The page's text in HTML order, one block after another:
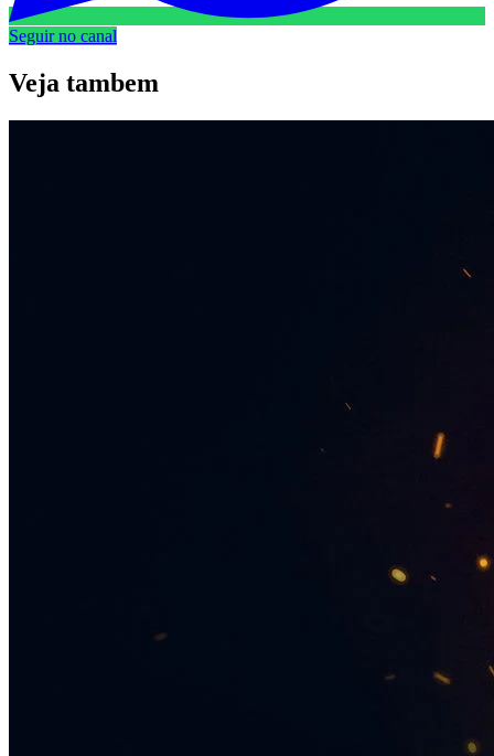
Seguir no canal
Veja tambem